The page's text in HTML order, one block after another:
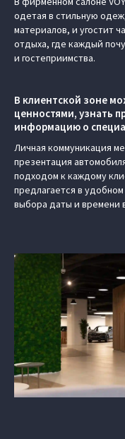
одетая в стильную
материалов, и угостит
отдыха, где каждый
и гостеприимства.
В клиентской зоне
ценностями, узнать
информацию о
Личная коммуникация
презентация
подходом к каждому
предлагается в
выбора даты и времени